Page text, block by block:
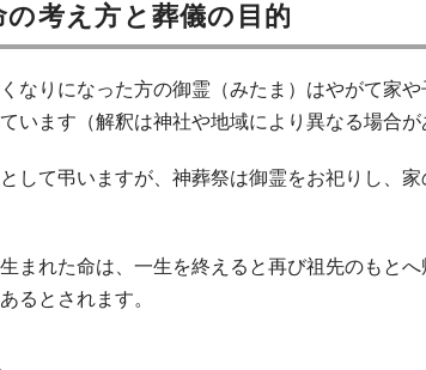
考え方と葬儀の目的
なりになった方の御霊（みたま）はやがて家
います（解釈は神社や地域により異なる場合が
して弔いますが、神葬祭は御霊をお祀りし、
まれた命は、一生を終えると再び祖先のもと
るとされます。